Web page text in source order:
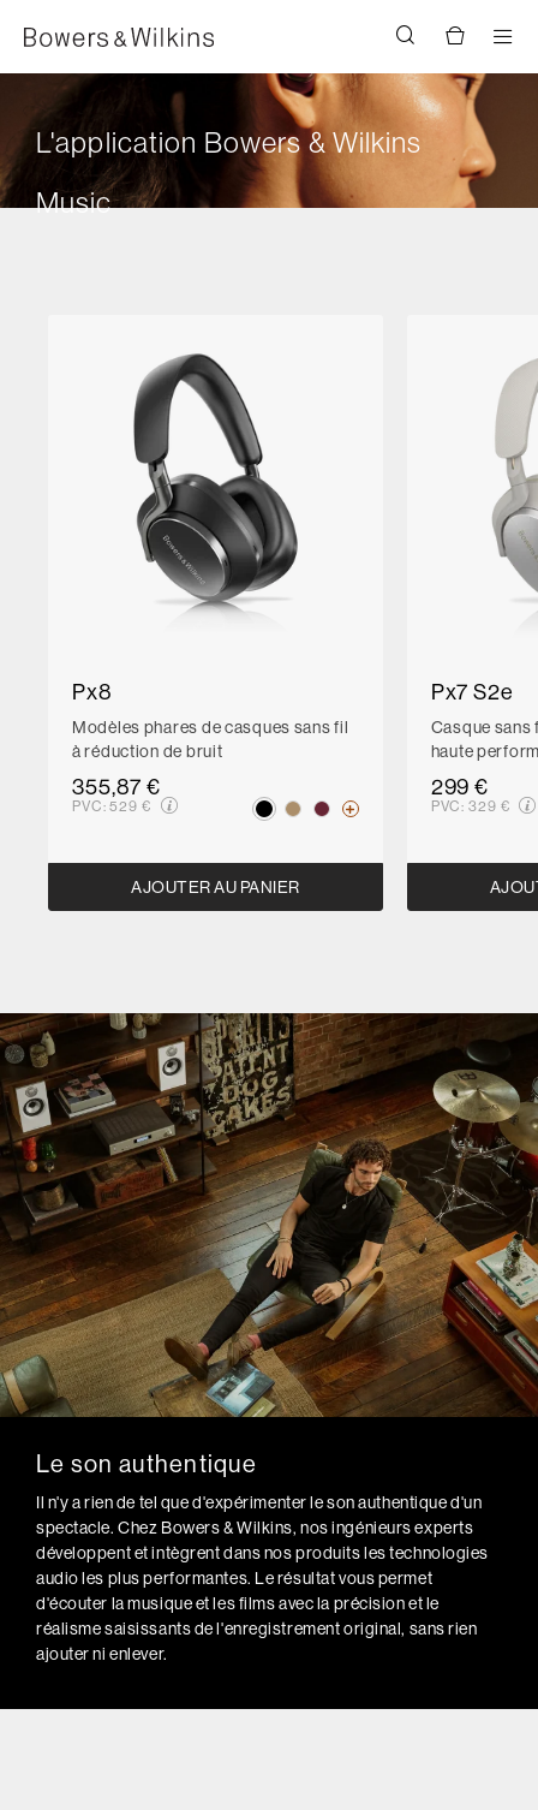
L'application Bowers & Wilkins
Music
Px8
Modèles phares de casques sans fil
à réduction de bruit
355,87 €
PVC:529 €
AJOUTER AU PANIER
Px7 S2e
Casque
haute
299 €
PVC:329 €
Le son authentique
Il n'y a rien de tel que d'expérimenter le son authentique d'un
spectacle. Chez Bowers & Wilkins, nos ingénieurs experts
développent et intègrent dans nos produits les technologies
audio les plus performantes. Le résultat vous permet
d'écouter la musique et les films avec la précision et le
réalisme saisissants de l'enregistrement original, sans rien
ajouter ni enlever.